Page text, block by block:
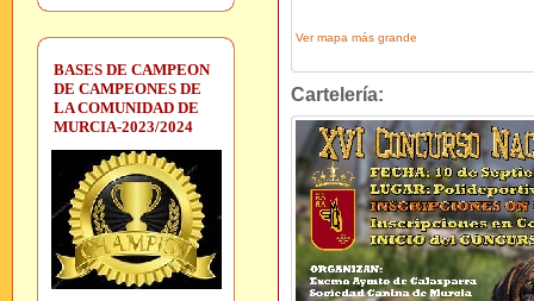
BASES DE CAMPEON
DE CAMPEONES DE
LA COMUNIDAD DE
MURCIA-2023/2024
Ver mapa más grande
Cartelería: